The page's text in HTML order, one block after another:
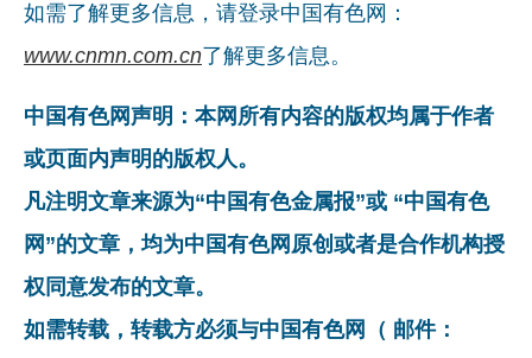
如需了解更多信息，请登录中国有色网：
www.cnmn.com.cn了解更多信息。
中国有色网声明：本网所有内容的版权均属于作者
或页面内声明的版权人。
凡注明文章来源为“中国有色金属报”或 “中国有色
网”的文章，均为中国有色网原创或者是合作机构授
权同意发布的文章。
如需转载，转载方必须与中国有色网（ 邮件：